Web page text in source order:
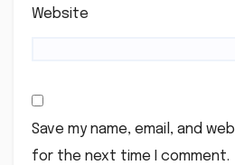
Website
Save my name, email, and
for the next time I comment.